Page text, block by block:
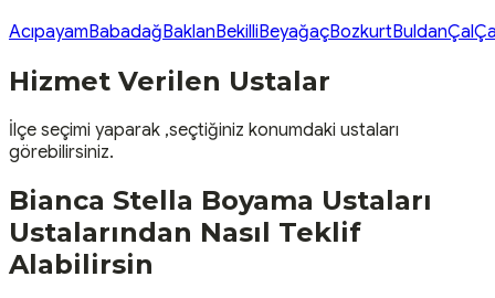
AcıpayamBabadağBaklanBekilliBeyağaçBozkurtBuldanÇal
Hizmet Verilen Ustalar
İlçe seçimi yaparak ,seçtiğiniz konumdaki ustaları
görebilirsiniz.
Bianca Stella Boyama Ustaları
Ustalarından Nasıl Teklif
Alabilirsin